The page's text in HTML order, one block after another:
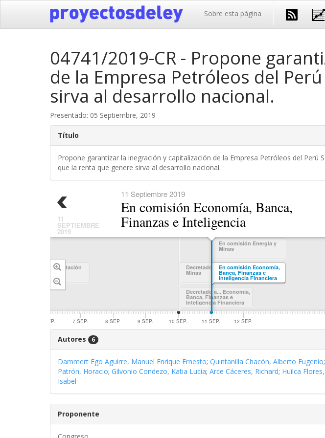
Sobre esta página
04741/2019-CR - Propone
de la Empresa Petróleos del
sirva al desarrollo nacional.
Presentado: 05 Septiembre, 2019
Título
Propone garantizar la inegración y capitalización de la Empresa Petróleos del Perú
que la renta que genere sirva al desarrollo nacional.
11 Septiembre 2019
En comisión Economía, Banca,
Finanzas e Inteligencia
Financiera
11
SEPTIEMBRE
2019
En comisión
Fecha de presentación Decretado a... Energía y
Minas
Decretado a... Economía,
Banca, Finanzas e
Inteligencia Financiera
En comisión Energía y
Minas
En comisión Economía,
Banca, Finanzas e
Inteligencia Financiera
9 SEP.
6 SEP. 7 SEP. 8 SEP. 10 SEP. 11 SEP. 12 SEP.
Autores 6
Dammert Ego Aguirre, Manuel Enrique Ernesto; Quintanilla Chacón, Alberto Eugenio;
Patrón, Horacio; Gilvonio Condezo, Katia Lucía; Arce Cáceres, Richard; Huilca
Isabel
Proponente